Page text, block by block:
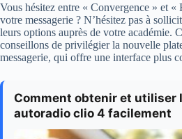
Vous hésitez entre « Convergence » et «
votre messagerie ? N’hésitez pas à
leurs options auprès de votre académie.
conseillons de privilégier la nouvelle
messagerie, qui offre une interface plus
Comment obtenir et utiliser
autoradio clio 4 facilement